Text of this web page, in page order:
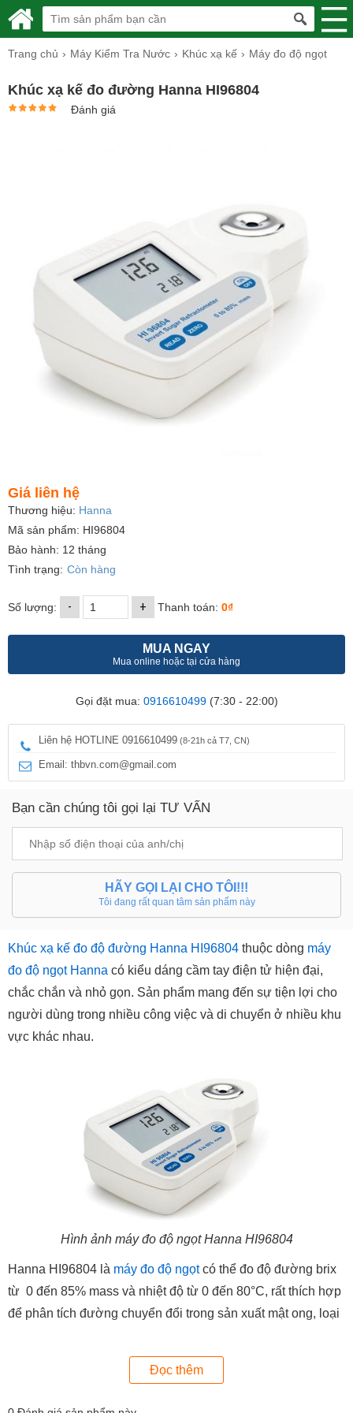
Trang chủ Máy Kiểm Tra Nước Khúc xạ kế Máy đo độ ngọt
Khúc xạ kế đo đường Hanna HI96804
Đánh giá
Giá liên hệ
Thương hiệu: Hanna
Mã sản phẩm: HI96804
Bảo hành: 12 tháng
Tình trạng: Còn hàng
Số lượng: - + Thanh toán: 0₫
MUA NGAY
Mua online hoặc tại cửa hàng
Gọi đặt mua: 0916610499(7:30 - 22:00)
Liên hệ HOTLINE 0916610499 (8-21h cả T7, CN)
Email: thbvn.com@gmail.com
Bạn cần chúng tôi gọi lại TƯ VẤN
HÃY GỌI LẠI CHO TÔI!!!
Tôi đang rất quan tâm sản phẩm này
Khúc xạ kế đo độ đường Hanna HI96804 thuộc dòng máy
đo độ ngọt Hanna có kiểu dáng cầm tay điện tử hiện đại,
chắc chắn và nhỏ gọn. Sản phẩm mang đến sự tiện lợi cho
người dùng trong nhiều công việc và di chuyển ở nhiều khu
vực khác nhau.
Hình ảnh máy đo độ ngọt Hanna HI96804
Hanna HI96804 là máy đo độ ngọtcó thể đo độ đường brix
từ 0 đến 85% mass và nhiệt độ từ 0 đến 80°C, rất thích hợp
để phân tích đường chuyển đổi trong sản xuất mật ong, loại
độ chính xác cao tương ứng ±0.2% mass; ±0.3 °C, mang
đến độ tin cậy cao cho người dùng.
Thông số kỹ thuật của khúc xạ kế đo độ đường Hanna
Đọc thêm